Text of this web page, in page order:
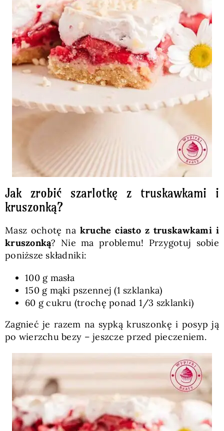
Jak zrobić szarlotkę z truskawkami i
kruszonką?
Masz ochotę na kruche ciasto z truskawkami i
kruszonką? Nie ma problemu! Przygotuj sobie
poniższe składniki:
100 g masła
150 g mąki pszennej (1 szklanka)
60 g cukru (trochę ponad 1/3 szklanki)
Zagnieć je razem na sypką kruszonkę i posyp ją
po wierzchu bezy – jeszcze przed pieczeniem.